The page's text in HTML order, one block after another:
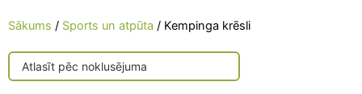
Sākums / Sports un atpūta / Kempinga krēsli